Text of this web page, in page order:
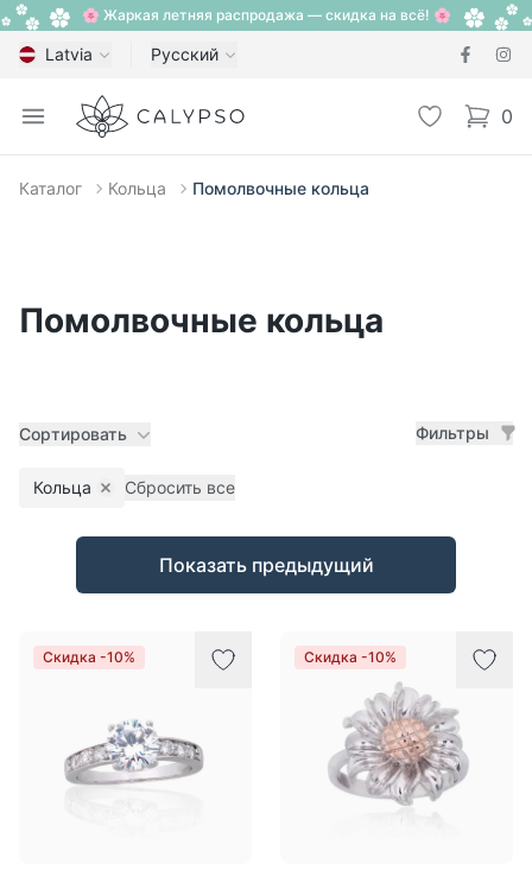
🌸 Жаркая летняя распродажа — скидка на всё! 🌸
Latvia Русский
Open menu
Calypso Избранное
0
items
Каталог Кольца Помолвочные кольца
Помолвочные кольца
Сортировать Фильтры
Кольца Remove filter
Сбросить все
Товары
Показать предыдущий
Скидка -10% Скидка -10%